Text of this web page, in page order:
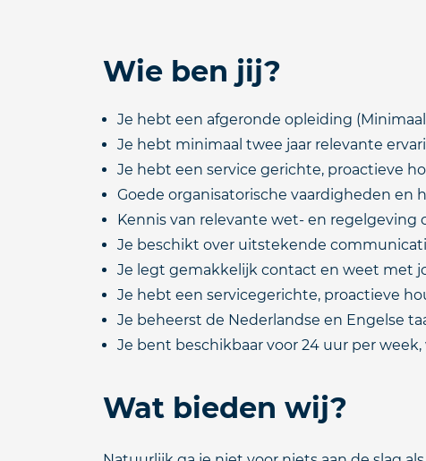
Wie ben jij?
Je hebt een afgeronde opleiding
Je hebt minimaal twee jaar relevante
Je hebt een service gerichte, proactieve
Goede organisatorische vaardigheden
Kennis van relevante wet- en regelgeving
Je beschikt over uitstekende
Je legt gemakkelijk contact en weet met
Je hebt een servicegerichte, proactieve
Je beheerst de Nederlandse en Engelse
Je bent beschikbaar voor 24 uur per
Wat bieden wij?